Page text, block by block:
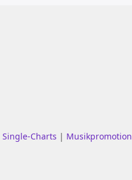
Single-Charts | Musikpromotion